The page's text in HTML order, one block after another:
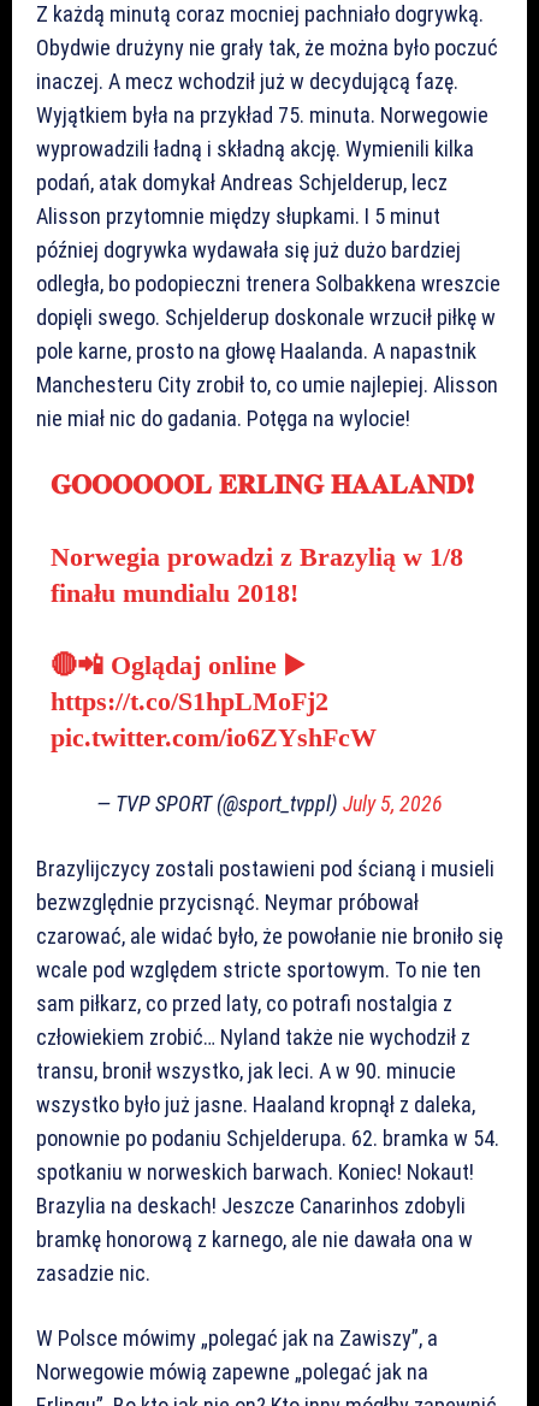
Z każdą minutą coraz mocniej pachniało dogrywką.
Obydwie drużyny nie grały tak, że można było poczuć
inaczej. A mecz wchodził już w decydującą fazę.
Wyjątkiem była na przykład 75. minuta. Norwegowie
wyprowadzili ładną i składną akcję. Wymienili kilka
podań, atak domykał Andreas Schjelderup, lecz
Alisson przytomnie między słupkami. I 5 minut
później dogrywka wydawała się już dużo bardziej
odległa, bo podopieczni trenera Solbakkena wreszcie
dopięli swego. Schjelderup doskonale wrzucił piłkę w
pole karne, prosto na głowę Haalanda. A napastnik
Manchesteru City zrobił to, co umie najlepiej. Alisson
nie miał nic do gadania. Potęga na wylocie!
𝐆𝐎𝐎𝐎𝐎𝐎𝐎𝐋 𝐄𝐑𝐋𝐈𝐍𝐆 𝐇𝐀𝐀𝐋𝐀𝐍𝐃❗
Norwegia prowadzi z Brazylią w 1/8
finału mundialu 2018!
🔴📲 Oglądaj online ▶️
https://t.co/S1hpLMoFj2
pic.twitter.com/io6ZYshFcW
— TVP SPORT (@sport_tvppl) July 5, 2026
Brazylijczycy zostali postawieni pod ścianą i musieli
bezwzględnie przycisnąć. Neymar próbował
czarować, ale widać było, że powołanie nie broniło się
wcale pod względem stricte sportowym. To nie ten
sam piłkarz, co przed laty, co potrafi nostalgia z
człowiekiem zrobić… Nyland także nie wychodził z
transu, bronił wszystko, jak leci. A w 90. minucie
wszystko było już jasne. Haaland kropnął z daleka,
ponownie po podaniu Schjelderupa. 62. bramka w 54.
spotkaniu w norweskich barwach. Koniec! Nokaut!
Brazylia na deskach! Jeszcze Canarinhos zdobyli
bramkę honorową z karnego, ale nie dawała ona w
zasadzie nic.
W Polsce mówimy „polegać jak na Zawiszy”, a
Norwegowie mówią zapewne „polegać jak na